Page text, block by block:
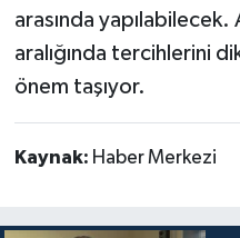
arasında yapılabilecek.
aralığında tercihlerini
önem taşıyor.
Kaynak: Haber Merkezi